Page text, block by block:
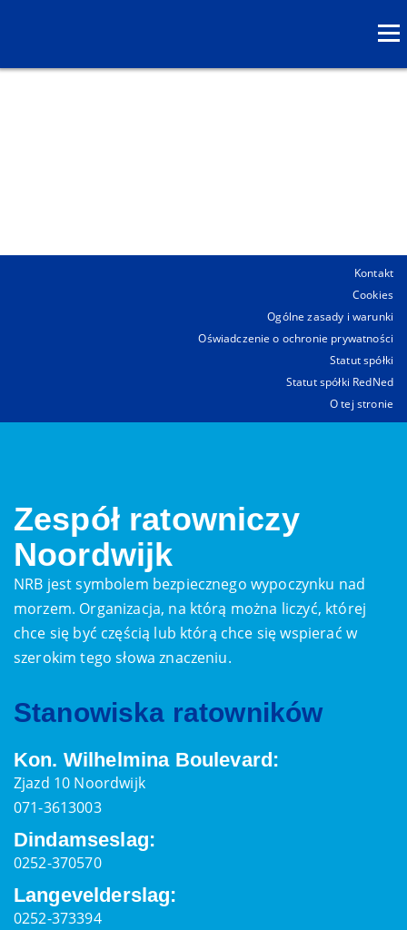
Kontakt
Cookies
Ogólne zasady i warunki
Oświadczenie o ochronie prywatności
Statut spółki
Statut spółki RedNed
O tej stronie
Zespół ratowniczy
Noordwijk
NRB jest symbolem bezpiecznego wypoczynku nad
morzem. Organizacja, na którą można liczyć, której
chce się być częścią lub którą chce się wspierać w
szerokim tego słowa znaczeniu.
Stanowiska ratowników
Kon. Wilhelmina Boulevard:
Zjazd 10 Noordwijk
071-3613003
Dindamseslag:
0252-370570
Langevelderslag:
0252-373394